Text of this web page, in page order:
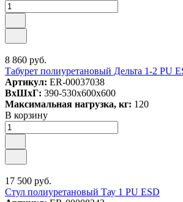
8 860 руб.
Табурет полиуретановый Дельта 1-2 PU
Артикул: ER-00037038
ВxШxГ: 390-530x600x600
Максимальная нагрузка, кг: 120
В корзину
17 500 руб.
Стул полиуретановый Тау 1 PU ESD